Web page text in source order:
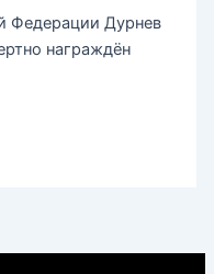
Федерации Дурнев
награждён